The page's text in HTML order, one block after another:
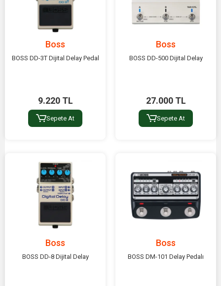
Boss
BOSS DD-3T Dijital Delay Pedal
9.220 TL
Sepete At
Boss
BOSS DD-500 Dijital Delay
27.000 TL
Sepete At
Boss
BOSS DD-8 Dijital Delay
Boss
BOSS DM-101 Delay Pedalı